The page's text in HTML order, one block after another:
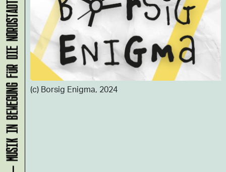
(c) Borsig Enigma, 2024